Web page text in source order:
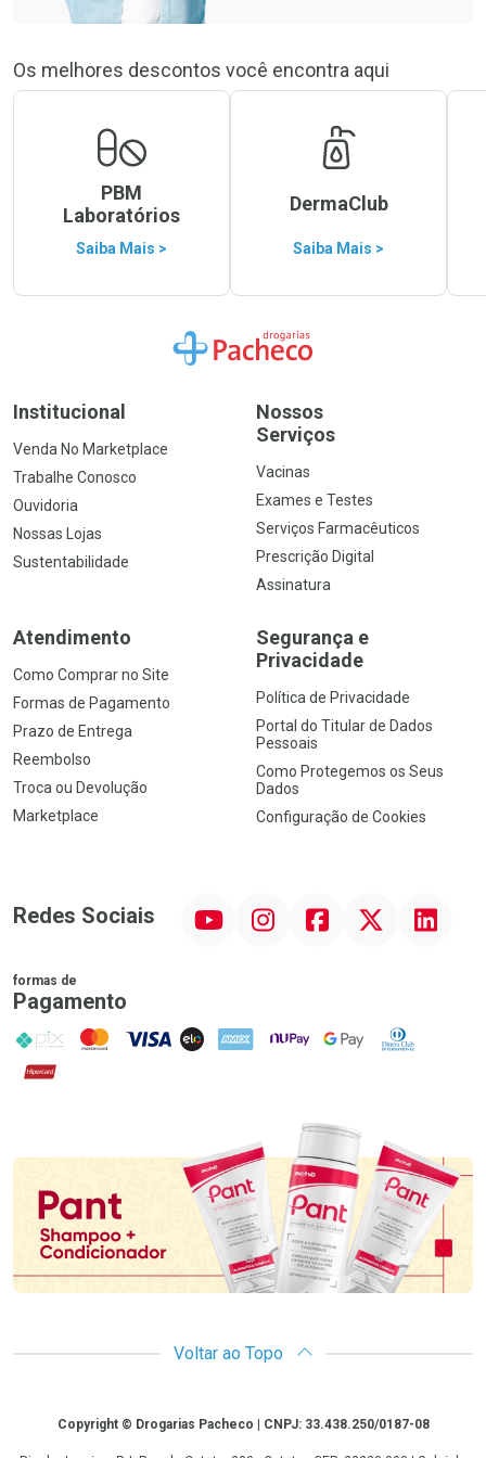
Os melhores descontos você encontra aqui
PBM
Laboratórios
Saiba Mais >
DermaClub
Saiba Mais >
Ir para a Home
Institucional
Venda No Marketplace
Trabalhe Conosco
Ouvidoria
Nossas Lojas
Sustentabilidade
Nossos
Serviços
Vacinas
Exames e Testes
Serviços Farmacêuticos
Prescrição Digital
Assinatura
Atendimento
Como Comprar no Site
Formas de Pagamento
Prazo de Entrega
Reembolso
Troca ou Devolução
Marketplace
Segurança e
Privacidade
Política de Privacidade
Portal do Titular de Dados
Pessoais
Como Protegemos os Seus
Dados
Configuração de Cookies
Redes Sociais InstagramFacebookTwitter Linkedin
formas de
Pagamento
PIX MasterCard
VISA ELO AMEX NuPay Google PayDiners Club
Hipercard
Promoção em Destaque
Voltar ao Topo
CopyrightCopyright © Drogarias Pacheco | CNPJ: 33.438.250/0187-08